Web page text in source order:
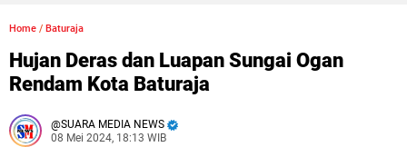
Home / Baturaja
Hujan Deras dan Luapan Sungai Ogan
Rendam Kota Baturaja
SUARA MEDIA NEWS
08 Mei 2024, 18:13 WIB